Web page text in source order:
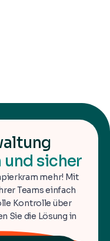
und sicher
mehr! Mit
Teams einfach
Kontrolle über
Sie die Lösung in